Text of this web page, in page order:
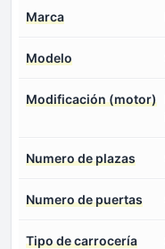
Marca
Modelo
Modificación (motor)
Numero de plazas
Numero de puertas
Tipo de carrocería